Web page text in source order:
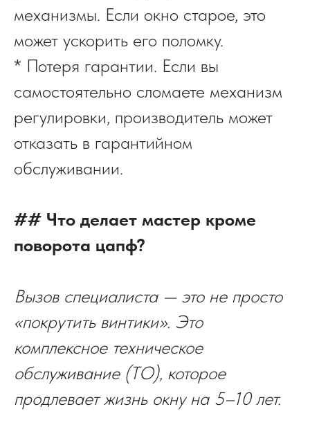
механизмы. Если окно старое, это
может ускорить его поломку.
* Потеря гарантии. Если вы
самостоятельно сломаете механизм
регулировки, производитель может
отказать в гарантийном
обслуживании.
## Что делает мастер кроме
поворота цапф?
Вызов специалиста — это не просто
«покрутить винтики». Это
комплексное техническое
обслуживание (ТО), которое
продлевает жизнь окну на 5–10 лет.